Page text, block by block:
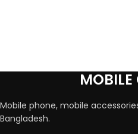
Mobile phone, mobile
Bangladesh.